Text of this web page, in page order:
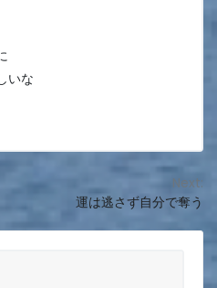
いな
Next:
運は逃さず自分で奪う